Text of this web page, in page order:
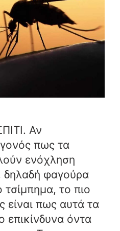
Αν
πως τα
ενόχληση
δηλαδή φαγούρα
τσίμπημα, το πιο
είναι πως αυτά τα
επικίνδυνα όντα